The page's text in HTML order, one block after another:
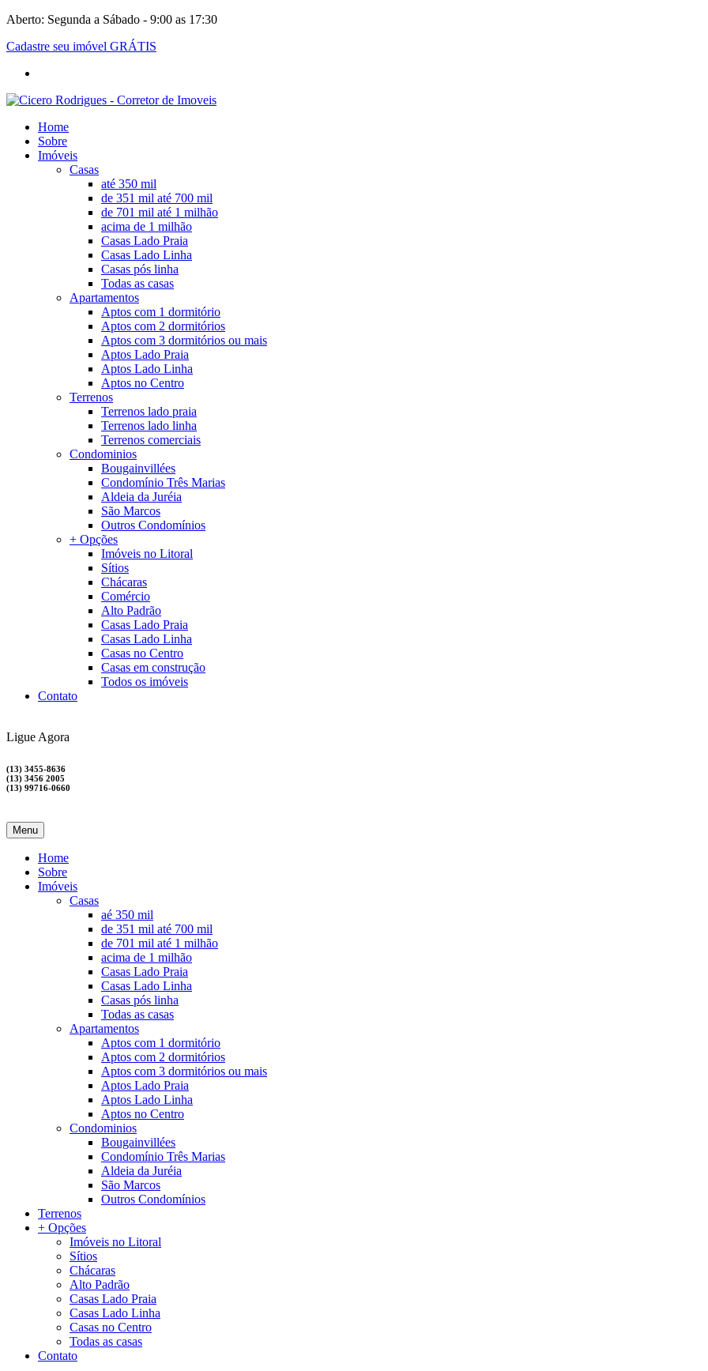
Aberto: Segunda a Sábado - 9:00 as 17:30
Cadastre seu imóvel GRÁTIS
Home
Sobre
Imóveis
Casas
até 350 mil
de 351 mil até 700 mil
de 701 mil até 1 milhão
acima de 1 milhão
Casas Lado Praia
Casas Lado Linha
Casas pós linha
Todas as casas
Apartamentos
Aptos com 1 dormitório
Aptos com 2 dormitórios
Aptos com 3 dormitórios ou mais
Aptos Lado Praia
Aptos Lado Linha
Aptos no Centro
Terrenos
Terrenos lado praia
Terrenos lado linha
Terrenos comerciais
Condominios
Bougainvillées
Condomínio Três Marias
Aldeia da Juréia
São Marcos
Outros Condomínios
+ Opções
Imóveis no Litoral
Sítios
Chácaras
Comércio
Alto Padrão
Casas Lado Praia
Casas Lado Linha
Casas no Centro
Casas em construção
Todos os imóveis
Contato
Ligue Agora
(13) 3455-8636
(13) 3456 2005
(13) 99716-0660
Menu
Home
Sobre
Imóveis
Casas
aé 350 mil
de 351 mil até 700 mil
de 701 mil até 1 milhão
acima de 1 milhão
Casas Lado Praia
Casas Lado Linha
Casas pós linha
Todas as casas
Apartamentos
Aptos com 1 dormitório
Aptos com 2 dormitórios
Aptos com 3 dormitórios ou mais
Aptos Lado Praia
Aptos Lado Linha
Aptos no Centro
Condominios
Bougainvillées
Condomínio Três Marias
Aldeia da Juréia
São Marcos
Outros Condomínios
Terrenos
+ Opções
Imóveis no Litoral
Sítios
Chácaras
Alto Padrão
Casas Lado Praia
Casas Lado Linha
Casas no Centro
Todas as casas
Contato